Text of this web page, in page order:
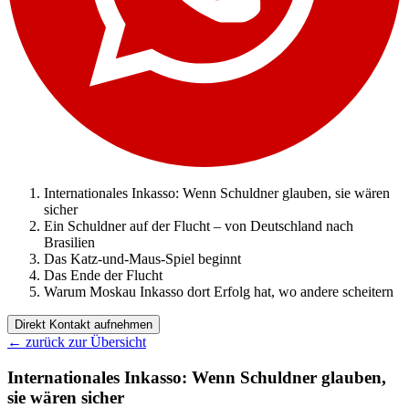
Internationales Inkasso: Wenn Schuldner glauben, sie wären
sicher
Ein Schuldner auf der Flucht – von Deutschland nach
Brasilien
Das Katz-und-Maus-Spiel beginnt
Das Ende der Flucht
Warum Moskau Inkasso dort Erfolg hat, wo andere scheitern
Direkt Kontakt aufnehmen
← zurück zur Übersicht
Internationales Inkasso: Wenn Schuldner glauben,
sie wären sicher